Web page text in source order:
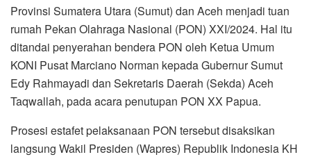
Provinsi Sumatera Utara (Sumut) dan Aceh menjadi tuan
rumah Pekan Olahraga Nasional (PON) XXI/2024. Hal itu
ditandai penyerahan bendera PON oleh Ketua Umum
KONI Pusat Marciano Norman kepada Gubernur Sumut
Edy Rahmayadi dan Sekretaris Daerah (Sekda) Aceh
Taqwallah, pada acara penutupan PON XX Papua.
Prosesi estafet pelaksanaan PON tersebut disaksikan
langsung Wakil Presiden (Wapres) Republik Indonesia KH